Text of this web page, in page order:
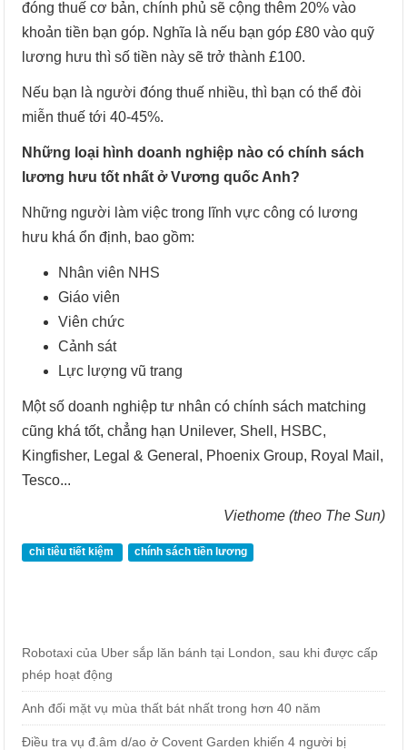
đóng thuế cơ bản, chính phủ sẽ cộng thêm 20% vào
khoản tiền bạn góp. Nghĩa là nếu bạn góp £80 vào quỹ
lương hưu thì số tiền này sẽ trở thành £100.
Nếu bạn là người đóng thuế nhiều, thì bạn có thể đòi
miễn thuế tới 40-45%.
Những loại hình doanh nghiệp nào có chính sách
lương hưu tốt nhất ở Vương quốc Anh?
Những người làm việc trong lĩnh vực công có lương
hưu khá ổn định, bao gồm:
Nhân viên NHS
Giáo viên
Viên chức
Cảnh sát
Lực lượng vũ trang
Một số doanh nghiệp tư nhân có chính sách matching
cũng khá tốt, chẳng hạn Unilever, Shell, HSBC,
Kingfisher, Legal & General, Phoenix Group, Royal Mail,
Tesco...
Viethome (theo The Sun)
chi tiêu tiết kiệm chính sách tiền lương
Robotaxi của Uber sắp lăn bánh tại London, sau khi được cấp
phép hoạt động
Anh đối mặt vụ mùa thất bát nhất trong hơn 40 năm
Điều tra vụ đ.âm d/ao ở Covent Garden khiến 4 người bị